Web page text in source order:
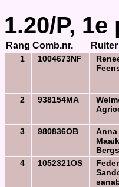
1.20/P,
Rang Comb.nr. Ruiter
1 1004673NF
2
938154MA
3 980836OB
Anna
4 1052321OS